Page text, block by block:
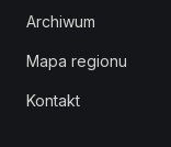
Archiwum
Mapa regionu
Kontakt